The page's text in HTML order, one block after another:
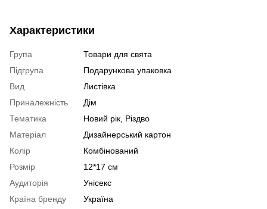
Характеристики
Група
Товари для свята
Підгрупа
Подарункова упаковка
Вид
Листівка
Приналежність
Дім
Тематика
Новий рік, Різдво
Матеріал
Дизайнерський картон
Колір
Комбінований
Розмір
12*17 см
Аудиторія
Унісекс
Країна бренду
Україна